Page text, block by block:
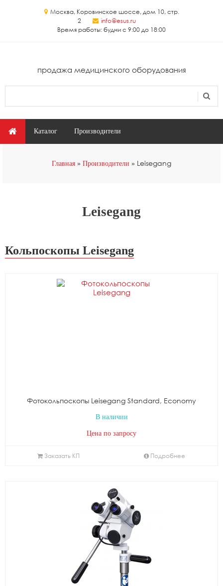
Москва, Коровинское шоссе, дом 10, стр.
2
info@esus.ru
Время работы: будни с 9:00 до 18:00
продажа медицинского оборудования
Главное меню
Каталог Производители
Главная Производители Leisegang
Leisegang
Кольпоскопы Leisegang
Фотокольпоскопы Leisegang Standard, Economy
В наличии
Цена по запросу
Заказать КП Подробнее